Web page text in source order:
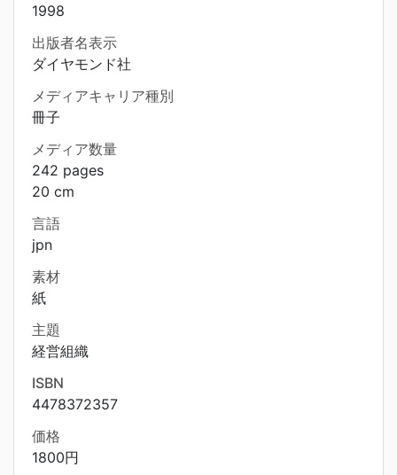
1998
出版者名表示
ダイヤモンド社
メディアキャリア種別
冊子
メディア数量
242 pages
20 cm
言語
jpn
素材
紙
主題
経営組織
ISBN
4478372357
価格
1800円